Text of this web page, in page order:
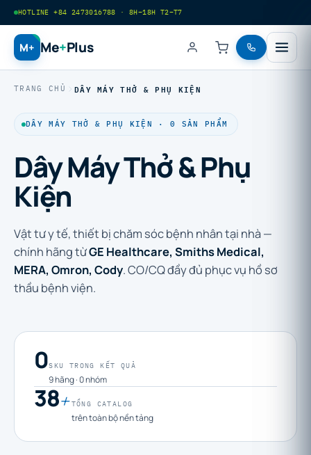
HOTLINE +84 2473016788 · 8H–18H T2–T7
M+ Me+Plus
TRANG CHỦ DÂY MÁY THỞ & PHỤ KIỆN
DÂY MÁY THỞ & PHỤ KIỆN · 0 SẢN PHẨM
Dây Máy Thở & Phụ
Kiện
Vật tư y tế, thiết bị chăm sóc bệnh nhân tại nhà —
chính hãng từGE Healthcare, Smiths Medical,
MERA, Omron, Cody. CO/CQ đầy đủ phục vụ hồ sơ
thầu bệnh viện.
0SKU TRONG KẾT QUẢ
9 hãng · 0 nhóm
38+TỔNG CATALOG
trên toàn bộ nền tảng